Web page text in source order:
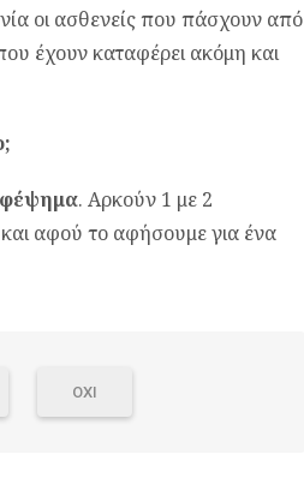
οι ασθενείς που πάσχουν από
έχουν καταφέρει ακόμη και
. Αρκούν 1 με 2
και αφού το αφήσουμε για ένα
ΟΧΙ